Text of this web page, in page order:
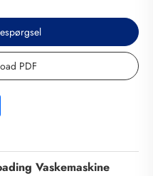
PDF
Vaskemaskine